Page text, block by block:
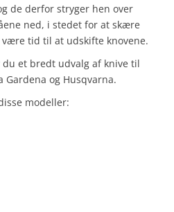
de derfor stryger hen over
ned, i stedet for at skære
tid til at udskifte knovene.
et bredt udvalg af knive til
og Husqvarna.
modeller: